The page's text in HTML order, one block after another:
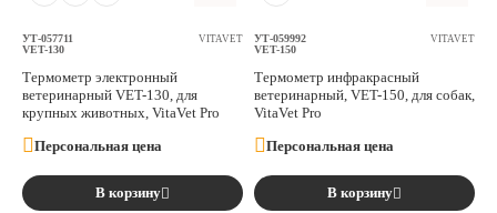
УТ-057711
VET-130
VITAVET
Термометр электронный
ветеринарный VET-130, для
крупных животных, VitaVet Pro
Персональная цена
В корзину
УТ-059992
VET-150
VITAVET
Термометр инфракрасный
ветеринарный, VET-150, для собак,
VitaVet Pro
Персональная цена
В корзину